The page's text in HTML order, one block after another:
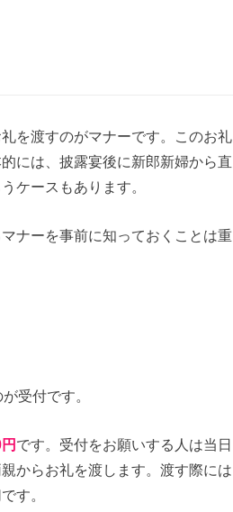
を渡すのがマナーです。このお礼
には、披露宴後に新郎新婦から直
ケースもあります。
ナーを事前に知っておくことは重
受付です。
です。受付をお願いする人は当日
からお礼を渡します。渡す際には
す。